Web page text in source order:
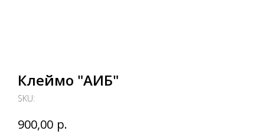
Клеймо "АИБ"
SKU:
900,00 р.